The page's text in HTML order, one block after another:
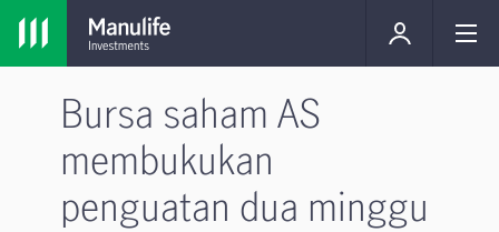
Bursa saham AS
membukukan
penguatan dua minggu